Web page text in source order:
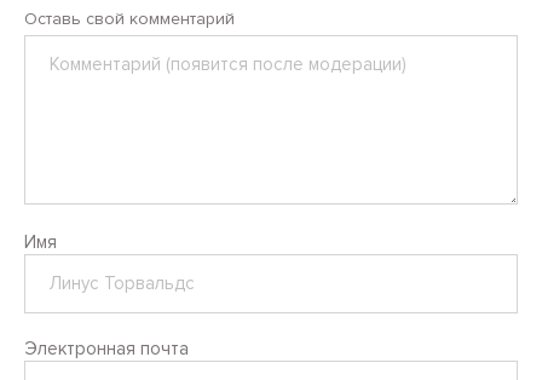
Оставь свой комментарий
Имя
Электронная почта